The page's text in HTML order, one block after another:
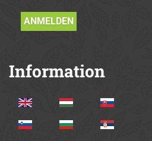
Information